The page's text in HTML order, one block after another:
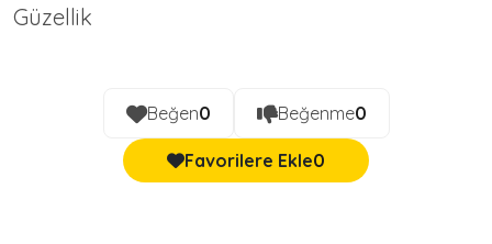
Güzellik
Beğen0 Beğenme0
Favorilere Ekle0